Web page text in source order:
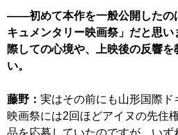
――初めて本作を一般公開したの
キュメンタリー映画祭」だと思い
際しての心境や、上映後の反響を
い。
藤野： 実はその前にも山形国際ド
映画祭には2回ほどアイヌの先住